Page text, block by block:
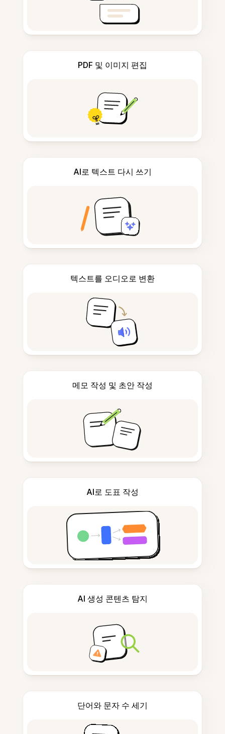
PDF 및 이미지 편집
AI로 텍스트 다시 쓰기
텍스트를 오디오로 변환
메모 작성 및 초안 작성
AI로 도표 작성
AI 생성 콘텐츠 탐지
단어와 문자 수 세기